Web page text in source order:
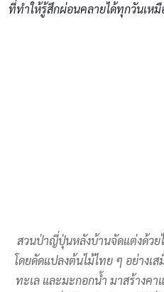
ที่ทำให้รู้สึกผ่อนคลายได้ทุกวันเห
สวนป่าญี่ปุ่นหลังบ้านจัดแต่งด้วย
โดยดัดแปลงต้นไม้ไทย ๆ อย่างเ
ทะเล และมะกอกน้ำ มาสร้างค